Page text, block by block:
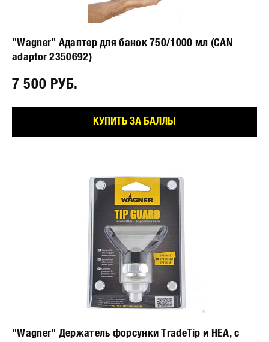
"Wagner" Адаптер для банок 750/1000 мл (CAN
adaptor 2350692)
7 500 РУБ.⠀
КУПИТЬ ЗА БАЛЛЫ
"Wagner" Держатель форсунки TradeTip и HEA, с